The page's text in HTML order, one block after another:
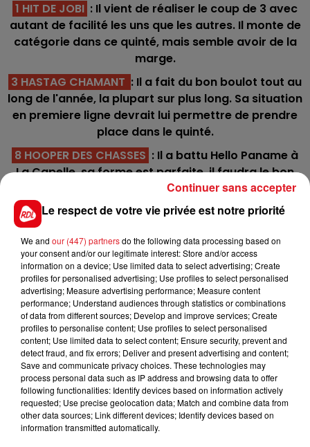
1 HIT DE JOBI : Il vient de réaliser le coup de 3 avec
autant de facilité les uns que les autres. Il monte de
catégorie dans ce quinté, mais semble avoir de la
marge.
3 HASTAG CHAMANT : Il a fait du bon boulot tout au
long de l'année, la plupart sur plus long. Sa situation
en premiere ligne devrait lui permettre de prendre
place dans le quinté.
8 HOOPER DES CHASSES : Il a battu Hello Paname à
La Capelle, sa forme est parfaite, il faudra le bon
parcours avec le 8 mais reste maniable dans le
parcours.
10 HALO AM
anneaux germano-scandinave, il faut voir
comment il va se comporter dans la montée, mais
à la classe avec lui.
*********
En direct des pistes :
Le respect de votre vie privée est notre priorité
We and our (447) partnersdo the following data processing based on
your consent and/or our legitimate interest: Store and/or access
information on a device; Use limited data to select advertising; Create
profiles for personalised advertising; Use profiles to select personalised
advertising; Measure advertising performance; Measure content
performance; Understand audiences through statistics or combinations
of data from different sources; Develop and improve services; Create
profiles to personalise content; Use profiles to select personalised
content; Use limited data to select content; Ensure security, prevent and
detect fraud, and fix errors; Deliver and present advertising and content;
Save and communicate privacy choices. These technologies may
process personal data such as IP address and browsing data to offer
following functionalities: Identify devices based on information actively
requested; Use precise geolocation data; Match and combine data from
other data sources; Link different devices; Identify devices based on
information transmitted automatically.
Continuer sans accepter